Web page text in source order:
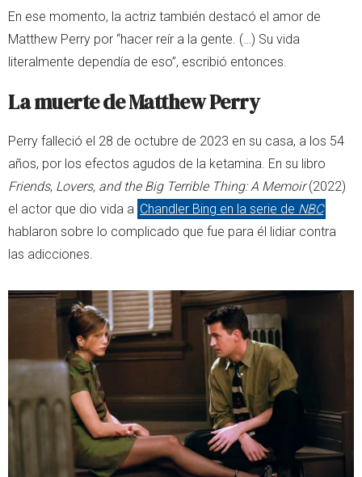
En ese momento, la actriz también destacó el amor de
Matthew Perry por “hacer reír a la gente. (…) Su vida
literalmente dependía de eso”, escribió entonces.
La muerte de Matthew Perry
Perry falleció el 28 de octubre de 2023 en su casa, a los 54
años, por los efectos agudos de la ketamina. En su libro
Friends, Lovers, and the Big Terrible Thing: A Memoir(2022)
el actor que dio vida a Chandler Bing en la serie de NBC
hablaron sobre lo complicado que fue para él lidiar contra
las adicciones.